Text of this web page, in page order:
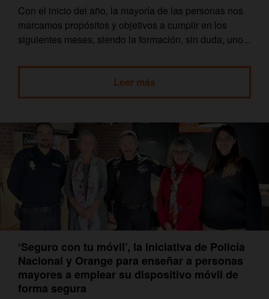
Con el inicio del año, la mayoría de las personas nos
marcamos propósitos y objetivos a cumplir en los
siguientes meses, siendo la formación, sin duda, uno...
Leer más
‘Seguro con tu móvil’, la iniciativa de Policía
Nacional y Orange para enseñar a personas
mayores a emplear su dispositivo móvil de
forma segura